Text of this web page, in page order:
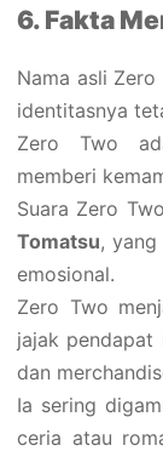
6. Fakta
Nama asli
identitasnya
Zero Two
memberi
Suara Zero
Tomatsu, yang
emosional.
Zero Two
jajak pendapat
dan
Ia sering
ceria atau